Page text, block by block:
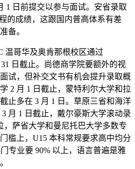
1 日前提交以参与面试。安省录取
的成绩，这跟国内普高体系有差
备。
温哥华及奥肯那根校区通过
日截止。尚德商学院要额外的视
试，但补交文书有机会提升录取概
2 月 1 日截止，蒙特利尔大学和拉
止多在 3 月 1 日。草原三省和海洋
月 1 日截止，戴尔豪斯大学滚动录
，萨省大学和曼尼托巴大学多数专
槛上，U15 本科常规要求高中均分
专业要 90% 以上，语言普遍是雅